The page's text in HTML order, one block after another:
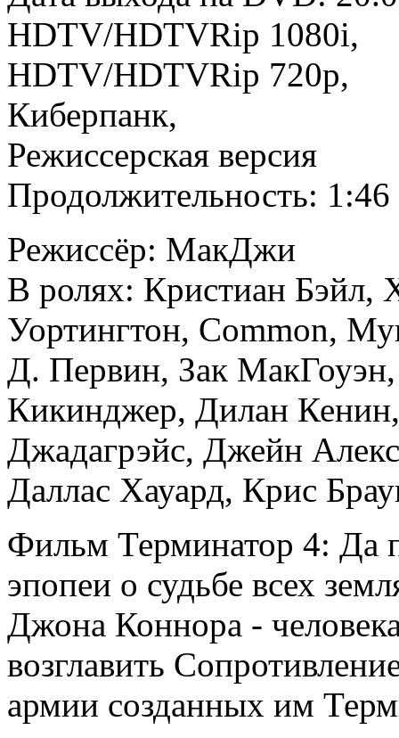
HDTV/HDTVRip 1080i,
HDTV/HDTVRip 720p,
Киберпанк,
Режиссерская версия
Продолжительность: 1:46
Режиссёр: МакДжи
В ролях: Кристиан Бэйл,
Уортингтон, Common,
Д. Первин, Зак
Кикинджер, Дилан
Джадагрэйс, Джейн
Даллас Хауард, Крис
Фильм Терминатор 4: Да
эпопеи о судьбе всех
Джона Коннора -
возглавить
армии созданных им